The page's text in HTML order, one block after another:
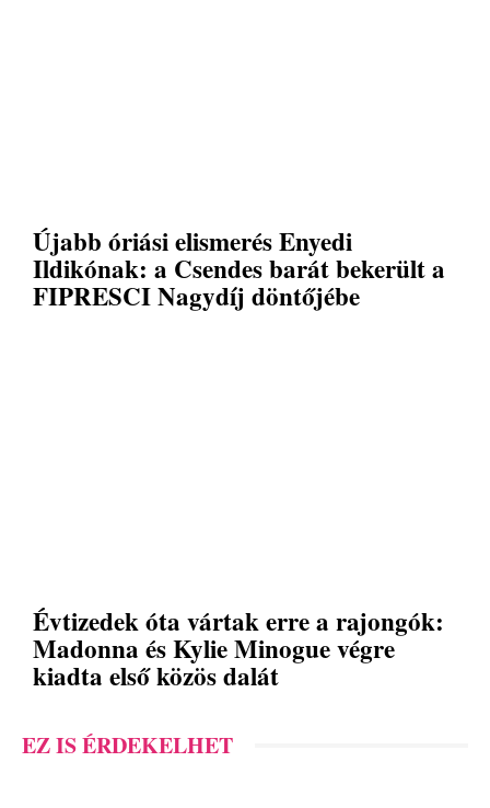
Újabb óriási elismerés Enyedi
Ildikónak: a Csendes barát bekerült a
FIPRESCI Nagydíj döntőjébe
Évtizedek óta vártak erre a rajongók:
Madonna és Kylie Minogue végre
kiadta első közös dalát
EZ IS ÉRDEKELHET